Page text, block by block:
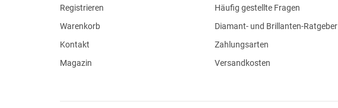
Registrieren
Warenkorb
Kontakt
Magazin
Häufig gestellte Fragen
Diamant- und Brillanten-Ratgeber
Zahlungsarten
Versandkosten